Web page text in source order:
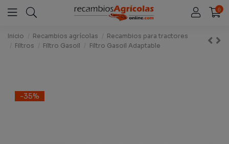
0
Inicio Recambios agrícolas
Recambios para tractores
Filtros
Filtro Gasoil Filtro Gasoil Adaptable
-35%